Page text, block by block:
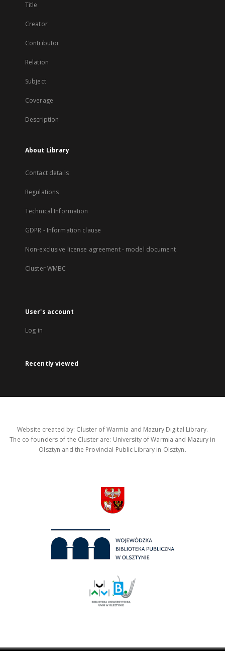
Title
Creator
Contributor
Relation
Subject
Coverage
Description
About Library
Contact details
Regulations
Technical Information
GDPR - Information clause
Non-exclusive license agreement - model document
Cluster WMBC
User's account
Log in
Recently viewed
Website created by: Cluster of Warmia and Mazury Digital Library.
The co-founders of the Cluster are: University of Warmia and Mazury in
Olsztyn and the Provincial Public Library in Olsztyn.